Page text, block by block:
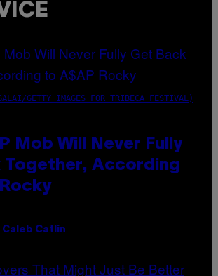
GETTY IMAGES FOR TRIBECA FESTIVAL)
Mob Will Never Fully
Together, According
Caleb Catlin